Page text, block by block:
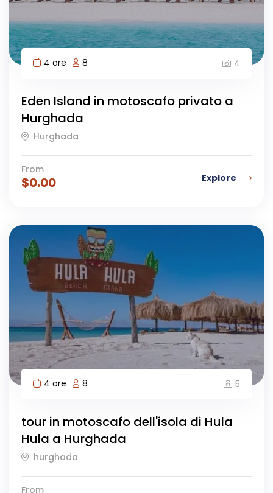
4 ore 8 4
Eden Island in motoscafo privato a
Hurghada
Hurghada
From
$0.00 Explore
4 ore 8 5
tour in motoscafo dell'isola di Hula
Hula a Hurghada
hurghada
From